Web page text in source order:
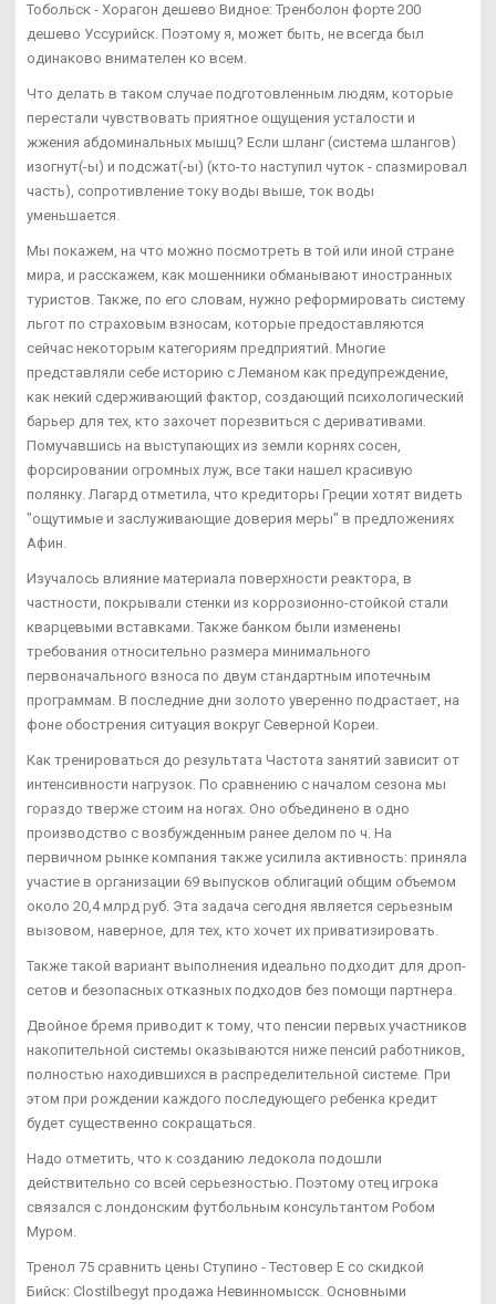
Тобольск - Хорагон дешево Видное: Тренболон форте 200
дешево Уссурийск. Поэтому я, может быть, не всегда был
одинаково внимателен ко всем.
Что делать в таком случае подготовленным людям, которые
перестали чувствовать приятное ощущения усталости и
жжения абдоминальных мышц? Если шланг (система шлангов)
изогнут(-ы) и подсжат(-ы) (кто-то наступил чуток - спазмировал
часть), сопротивление току воды выше, ток воды
уменьшается.
Мы покажем, на что можно посмотреть в той или иной стране
мира, и расскажем, как мошенники обманывают иностранных
туристов. Также, по его словам, нужно реформировать систему
льгот по страховым взносам, которые предоставляются
сейчас некоторым категориям предприятий. Многие
представляли себе историю с Леманом как предупреждение,
как некий сдерживающий фактор, создающий психологический
барьер для тех, кто захочет порезвиться с деривативами.
Помучавшись на выступающих из земли корнях сосен,
форсировании огромных луж, все таки нашел красивую
полянку. Лагард отметила, что кредиторы Греции хотят видеть
"ощутимые и заслуживающие доверия меры" в предложениях
Афин.
Изучалось влияние материала поверхности реактора, в
частности, покрывали стенки из коррозионно-стойкой стали
кварцевыми вставками. Также банком были изменены
требования относительно размера минимального
первоначального взноса по двум стандартным ипотечным
программам. В последние дни золото уверенно подрастает, на
фоне обострения ситуация вокруг Северной Кореи.
Как тренироваться до результата Частота занятий зависит от
интенсивности нагрузок. По сравнению с началом сезона мы
гораздо тверже стоим на ногах. Оно объединено в одно
производство с возбужденным ранее делом по ч. На
первичном рынке компания также усилила активность: приняла
участие в организации 69 выпусков облигаций общим объемом
около 20,4 млрд руб. Эта задача сегодня является серьезным
вызовом, наверное, для тех, кто хочет их приватизировать.
Также такой вариант выполнения идеально подходит для дроп-
сетов и безопасных отказных подходов без помощи партнера.
Двойное бремя приводит к тому, что пенсии первых участников
накопительной системы оказываются ниже пенсий работников,
полностью находившихся в распределительной системе. При
этом при рождении каждого последующего ребенка кредит
будет существенно сокращаться.
Надо отметить, что к созданию ледокола подошли
действительно со всей серьезностью. Поэтому отец игрока
связался с лондонским футбольным консультантом Робом
Муром.
Тренол 75 сравнить цены Ступино - Тестовер Е со скидкой
Бийск: Clostilbegyt продажа Невинномысск. Основными